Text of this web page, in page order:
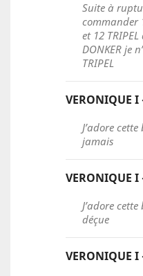
Suite à
commander
et 12
DONKER je
TRIPEL
VERONIQUE
J’adore
jamais
VERONIQUE
J’adore
déçue
VERONIQUE